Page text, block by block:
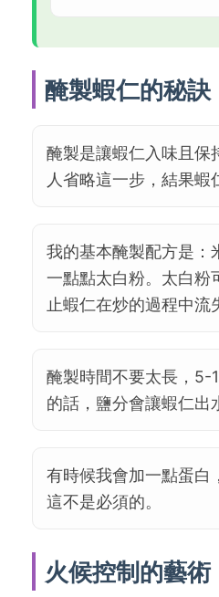
醃製蝦仁的秘訣
醃製是讓蝦仁入味且保
人省略這一步，結果蝦
我的基本醃製配方是：
一點點太白粉。太白粉
止蝦仁在炒的過程中流
醃製時間不要太長，5-
的話，鹽分會讓蝦仁出
有時候我會加一點蛋白
這不是必須的。
火候控制的藝術